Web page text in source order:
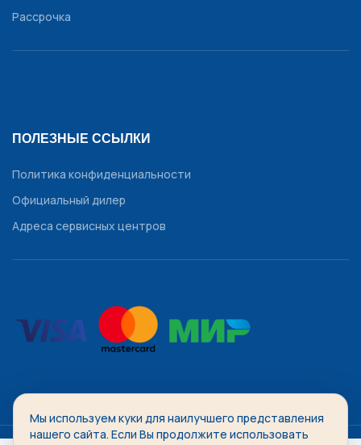
Рассрочка
ПОЛЕЗНЫЕ ССЫЛКИ
Политика конфиденциальности
Официальный дилер
Адреса сервисных центров
WATCHDIVISION 2014-2026 Все права защищены.
Мы используем куки для наилучшего представления
нашего сайта. Если Вы продолжите использовать